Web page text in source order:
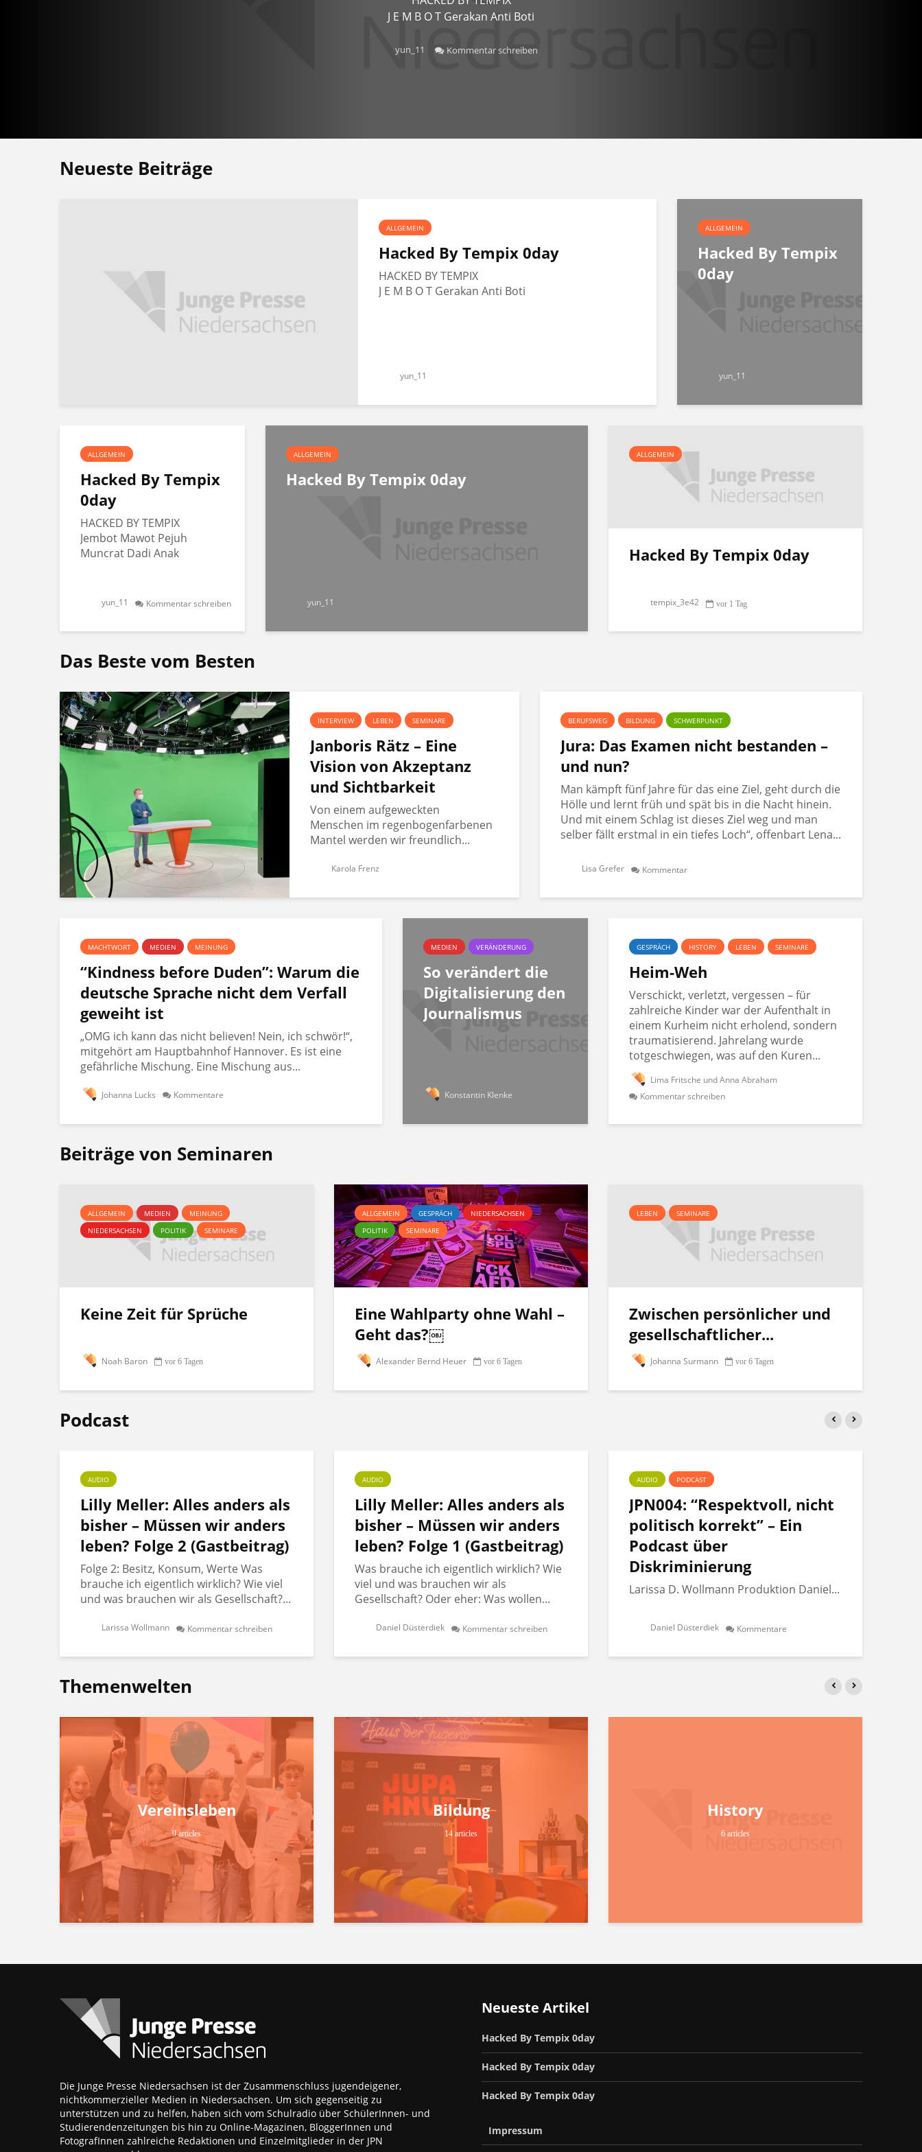
J E M B O T Gerakan Anti Boti
yun_11 Kommentar schreiben
Neueste Beiträge
ALLGEMEIN
Hacked By Tempix 0day
HACKED BY TEMPIX
J E M B O T Gerakan Anti Boti
yun_11
ALLGEMEIN
Hacked By Tempix
0day
yun_11
ALLGEMEIN
Hacked By Tempix
0day
HACKED BY TEMPIX
Jembot Mawot Pejuh
Muncrat Dadi Anak
yun_11 Kommentar schreiben
ALLGEMEIN
Hacked By Tempix 0day
yun_11
ALLGEMEIN
Hacked By Tempix 0day
tempix_3e42 vor 1 Tag
Das Beste vom Besten
INTERVIEW LEBEN SEMINARE
Janboris Rätz – Eine
Vision von Akzeptanz
und Sichtbarkeit
Von einem aufgeweckten
Menschen im regenbogenfarbenen
Mantel werden wir freundlich...
Karola Frenz
BERUFSWEG BILDUNG SCHWERPUNKT
Jura: Das Examen nicht bestanden –
und nun?
Man kämpft fünf Jahre für das eine Ziel, geht durch die
Hölle und lernt früh und spät bis in die Nacht hinein.
Und mit einem Schlag ist dieses Ziel weg und man
selber fällt erstmal in ein tiefes Loch“, offenbart Lena...
Lisa Grefer Kommentar
MACHTWORT MEDIEN MEINUNG
“Kindness before Duden”: Warum die
deutsche Sprache nicht dem Verfall
geweiht ist
„OMG ich kann das nicht believen! Nein, ich schwör!“,
mitgehört am Hauptbahnhof Hannover. Es ist eine
gefährliche Mischung. Eine Mischung aus...
Johanna Lucks Kommentare
MEDIEN VERÄNDERUNG
So verändert die
Digitalisierung den
Journalismus
Konstantin Klenke
GESPRÄCH HISTORY LEBEN SEMINARE
Heim-Weh
Verschickt, verletzt, vergessen – für
zahlreiche Kinder war der Aufenthalt in
einem Kurheim nicht erholend, sondern
traumatisierend. Jahrelang wurde
totgeschwiegen, was auf den Kuren...
Lima Fritsche und Anna Abraham
Kommentar schreiben
Beiträge von Seminaren
ALLGEMEIN MEDIEN
MEINUNG
NIEDERSACHSEN
POLITIK SEMINARE
Keine Zeit für Sprüche
Noah Baron vor 6 Tagen
ALLGEMEIN GESPRÄCH
NIEDERSACHSEN
POLITIK
SEMINARE
Eine Wahlparty ohne Wahl –
Geht das?￼
Alexander Bernd Heuer vor 6 Tagen
LEBEN SEMINARE
Zwischen persönlicher und
gesellschaftlicher...
Johanna Surmann vor 6 Tagen
Podcast
AUDIO
Lilly Meller: Alles anders als
bisher – Müssen wir anders
leben? Folge 2 (Gastbeitrag)
Folge 2: Besitz, Konsum, Werte Was
brauche ich eigentlich wirklich? Wie viel
und was brauchen wir als Gesellschaft?...
Larissa Wollmann Kommentar schreiben
AUDIO
Lilly Meller: Alles anders als
bisher – Müssen wir anders
leben? Folge 1 (Gastbeitrag)
Was brauche ich eigentlich wirklich? Wie
viel und was brauchen wir als
Gesellschaft? Oder eher: Was wollen...
Daniel Düsterdiek Kommentar schreiben
AUDIO PODCAST
JPN004: “Respektvoll, nicht
politisch korrekt” – Ein
Podcast über
Diskriminierung
Larissa D. Wollmann Produktion Daniel...
Daniel Düsterdiek Kommentare
Themenwelten
Vereinsleben
9 articles
Bildung
14 articles
History
6 articles
Die Junge Presse Niedersachsen ist der Zusammenschluss jugendeigener,
nichtkommerzieller Medien in Niedersachsen. Um sich gegenseitig zu
unterstützen und zu helfen, haben sich vom Schulradio über SchülerInnen- und
Studierendenzeitungen bis hin zu Online-Magazinen, BloggerInnen und
FotografInnen zahlreiche Redaktionen und Einzelmitglieder in der JPN
Neueste Artikel
Hacked By Tempix 0day
Hacked By Tempix 0day
Hacked By Tempix 0day
Impressum